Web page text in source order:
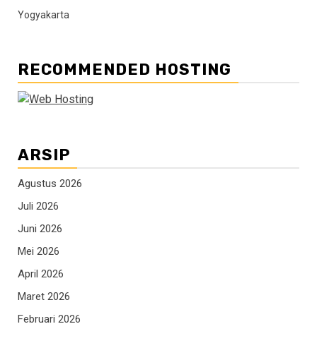
Yogyakarta
RECOMMENDED HOSTING
ARSIP
Agustus 2026
Juli 2026
Juni 2026
Mei 2026
April 2026
Maret 2026
Februari 2026